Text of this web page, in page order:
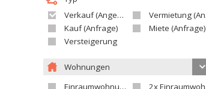
Verkauf (Angebot)
Vermietung (Angebot)
Kauf (Anfrage)
Miete (Anfrage)
Versteigerung
Wohnungen
Einraumwohnung
2x Einraumwohnung